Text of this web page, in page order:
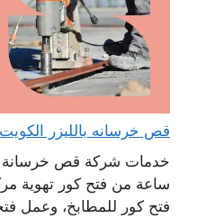
قص خرسانه بالليزر الكويت 65932555 فتح كور تكييف
ساعة من فتح كور تهوية
فتح كور للمطابخ، وعمل